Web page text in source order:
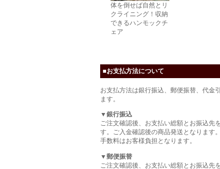
体を倒せば自然とリ
クライニング！収納
できるハンモックチ
ェア
■お支払方法について
お支払方法は銀行振込、郵便振替、代金
ます。
▼銀行振込
ご注文確認後、お支払い総額とお振込先
す。ご入金確認後の商品発送となります
手数料はお客様負担となります。
▼郵便振替
ご注文確認後、お支払い総額とお振込先